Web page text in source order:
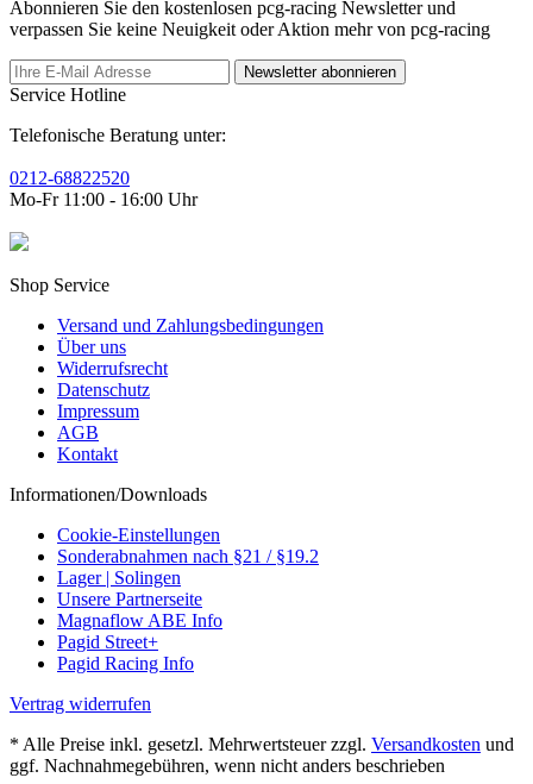
Abonnieren Sie den kostenlosen pcg-racing Newsletter und
verpassen Sie keine Neuigkeit oder Aktion mehr von pcg-racing
Newsletter abonnieren
Service Hotline
Telefonische Beratung unter:
0212-68822520
Mo-Fr 11:00 - 16:00 Uhr
Shop Service
Versand und Zahlungsbedingungen
Über uns
Widerrufsrecht
Datenschutz
Impressum
AGB
Kontakt
Informationen/Downloads
Cookie-Einstellungen
Sonderabnahmen nach §21 / §19.2
Lager | Solingen
Unsere Partnerseite
Magnaflow ABE Info
Pagid Street+
Pagid Racing Info
Vertrag widerrufen
* Alle Preise inkl. gesetzl. Mehrwertsteuer zzgl. Versandkosten und
ggf. Nachnahmegebühren, wenn nicht anders beschrieben